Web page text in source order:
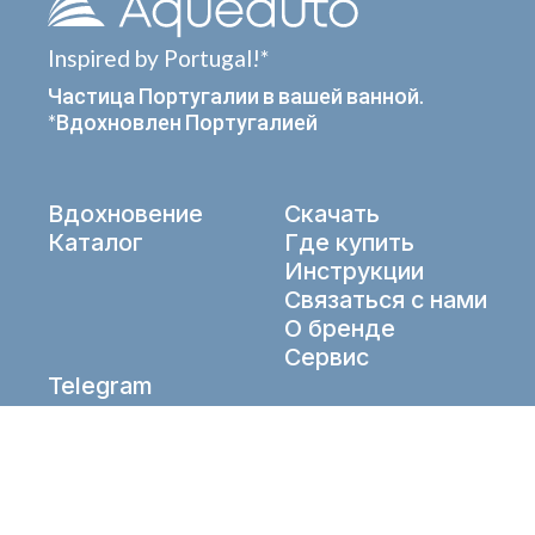
Inspired by Portugal!*
Частица Португалии в вашей ванной.
*Вдохновлен Португалией
Вдохновение
Каталог
Скачать
Где купить
Инструкции
Связаться с нами
О бренде
Сервис
Telegram
VK